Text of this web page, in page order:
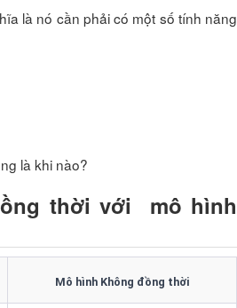
là nó cần phải có một số tính năng
là khi nào?
thời với mô hình
Mô hình Không đồng thời